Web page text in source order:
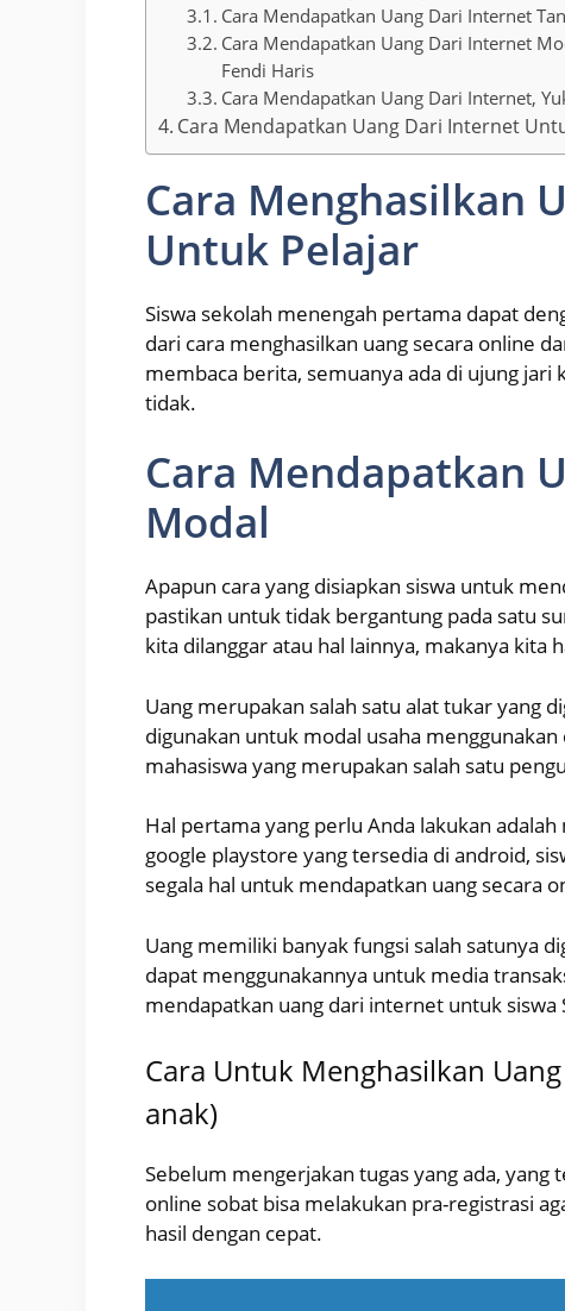
Cara Mendapatkan Uang Dari Internet
Cara Mendapatkan Uang Dari Internet
Fendi Haris
Cara Mendapatkan Uang Dari Internet,
Cara Mendapatkan Uang Dari Internet
Cara Menghasilkan
Untuk Pelajar
Siswa sekolah menengah pertama dapat
dari cara menghasilkan uang secara online
membaca berita, semuanya ada di ujung
tidak.
Cara Mendapatkan
Modal
Apapun cara yang disiapkan siswa untuk
pastikan untuk tidak bergantung pada satu
kita dilanggar atau hal lainnya, makanya kita
Uang merupakan salah satu alat tukar yang
digunakan untuk modal usaha
mahasiswa yang merupakan salah satu
Hal pertama yang perlu Anda lakukan
google playstore yang tersedia di android,
segala hal untuk mendapatkan uang secara
Uang memiliki banyak fungsi salah satunya
dapat menggunakannya untuk media
mendapatkan uang dari internet untuk siswa
Cara Untuk Menghasilkan
anak)
Sebelum mengerjakan tugas yang ada, yang
online sobat bisa melakukan pra-registrasi
hasil dengan cepat.